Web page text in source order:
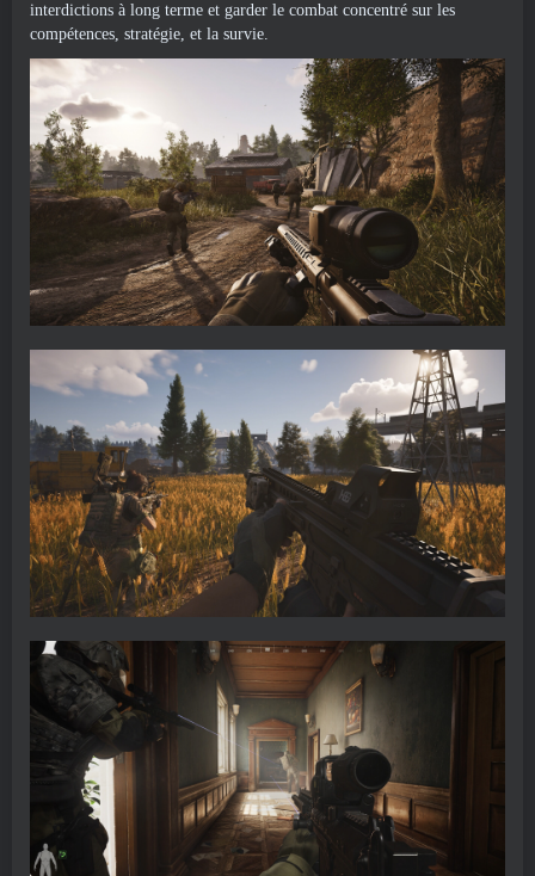
interdictions à long terme et garder le combat concentré sur les
compétences, stratégie, et la survie.